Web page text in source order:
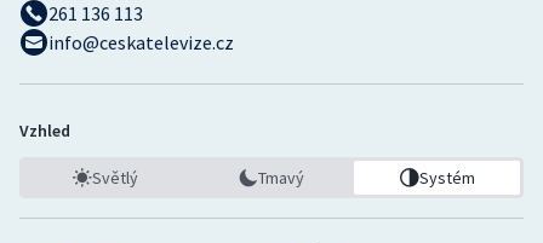
261 136 113
info@ceskatelevize.cz
Vzhled
Světlý Tmavý Systém